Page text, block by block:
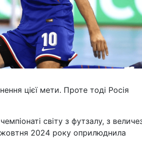
цієї мети. Проте тоді Росія
світу з футзалу, з
2024 року оприлюднила